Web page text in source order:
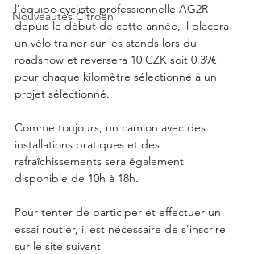
Nouveautés Citroën
l'équipe cycliste professionnelle AG2R
depuis le début de cette année, il placera
un vélo trainer sur les stands lors du
roadshow et reversera 10 CZK soit 0.39€
pour chaque kilomètre sélectionné à un
projet sélectionné.
Comme toujours, un camion avec des
installations pratiques et des
rafraîchissements sera également
disponible de 10h à 18h.
Pour tenter de participer et effectuer un
essai routier, il est nécessaire de s'inscrire
sur le site suivant